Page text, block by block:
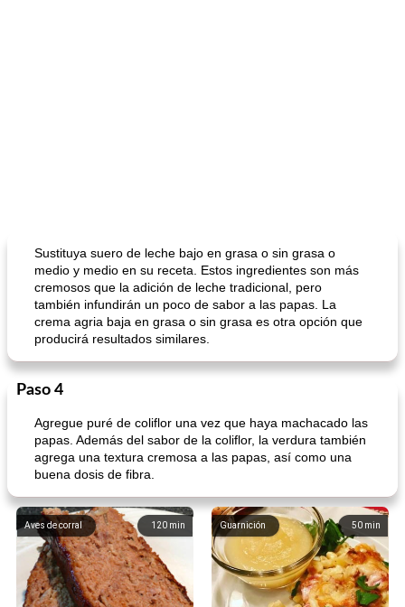
Sustituya suero de leche bajo en grasa o sin grasa o
medio y medio en su receta. Estos ingredientes son más
cremosos que la adición de leche tradicional, pero
también infundirán un poco de sabor a las papas. La
crema agria baja en grasa o sin grasa es otra opción que
producirá resultados similares.
Paso 4
Agregue puré de coliflor una vez que haya machacado las
papas. Además del sabor de la coliflor, la verdura también
agrega una textura cremosa a las papas, así como una
buena dosis de fibra.
120 min
Aves de corral 50 min
Guarnición